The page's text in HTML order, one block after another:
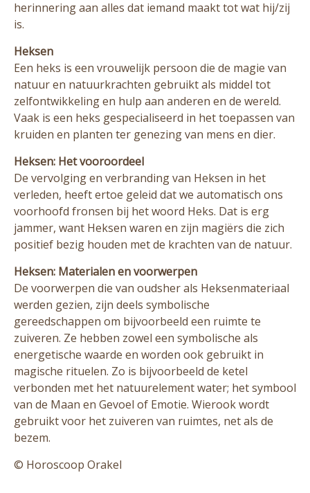
herinnering aan alles dat iemand maakt tot wat hij/zij
is.
Heksen
Een heks is een vrouwelijk persoon die de magie van
natuur en natuurkrachten gebruikt als middel tot
zelfontwikkeling en hulp aan anderen en de wereld.
Vaak is een heks gespecialiseerd in het toepassen van
kruiden en planten ter genezing van mens en dier.
Heksen: Het vooroordeel
De vervolging en verbranding van Heksen in het
verleden, heeft ertoe geleid dat we automatisch ons
voorhoofd fronsen bij het woord Heks. Dat is erg
jammer, want Heksen waren en zijn magiërs die zich
positief bezig houden met de krachten van de natuur.
Heksen: Materialen en voorwerpen
De voorwerpen die van oudsher als Heksenmateriaal
werden gezien, zijn deels symbolische
gereedschappen om bijvoorbeeld een ruimte te
zuiveren. Ze hebben zowel een symbolische als
energetische waarde en worden ook gebruikt in
magische rituelen. Zo is bijvoorbeeld de ketel
verbonden met het natuurelement water; het symbool
van de Maan en Gevoel of Emotie. Wierook wordt
gebruikt voor het zuiveren van ruimtes, net als de
bezem.
© Horoscoop Orakel